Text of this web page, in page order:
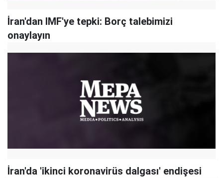
İran'dan IMF'ye tepki: Borç talebimizi
onaylayın
İran'da 'ikinci koronavirüs dalgası' endişesi